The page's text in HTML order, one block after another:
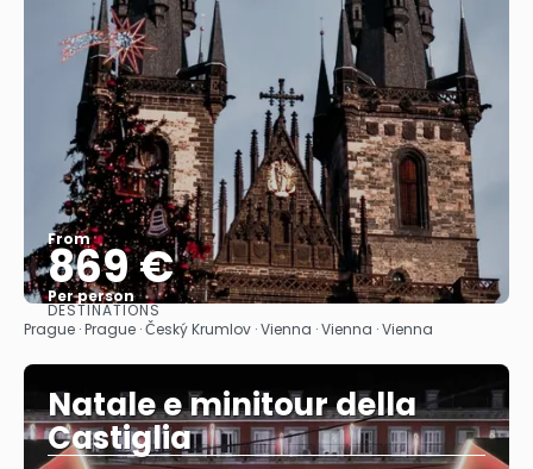
From
869 €
Per person
See
DESTINATIONS
Prague · Prague · Český Krumlov · Vienna · Vienna · Vienna
Natale e minitour della
Castiglia